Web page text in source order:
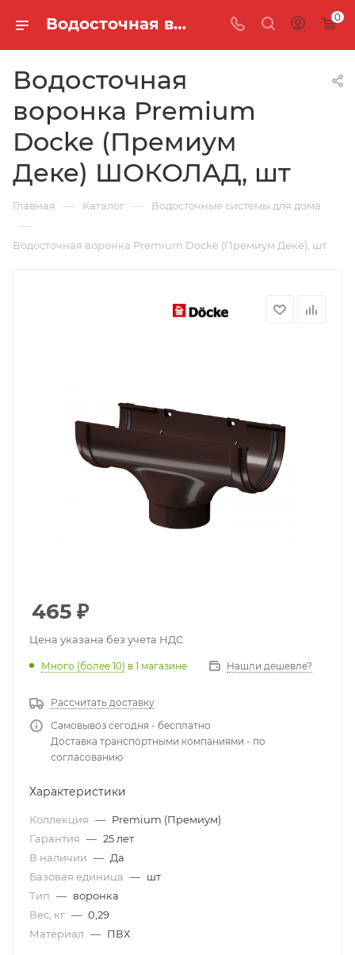
Водосточная воронка Premium Docke (Премиум Деке) ШОКОЛАД, шт 0
Водосточная
воронка Premium
Docke (Премиум
Деке) ШОКОЛАД, шт
Главная — Каталог — Водосточные системы для дома
—
Водосточная воронка Premium Docke (Премиум Деке), шт
465 ₽
Цена указана без учета НДС
Много (более 10) в 1 магазине Нашли дешевле?
Рассчитать доставку
Самовывоз сегодня - бесплатно
Доставка транспортными компаниями - по
согласованию
Характеристики
Коллекция — Premium (Премиум)
Гарантия — 25 лет
В наличии — Да
Базовая единица — шт
Тип — воронка
Вес, кг — 0,29
Материал — ПВХ